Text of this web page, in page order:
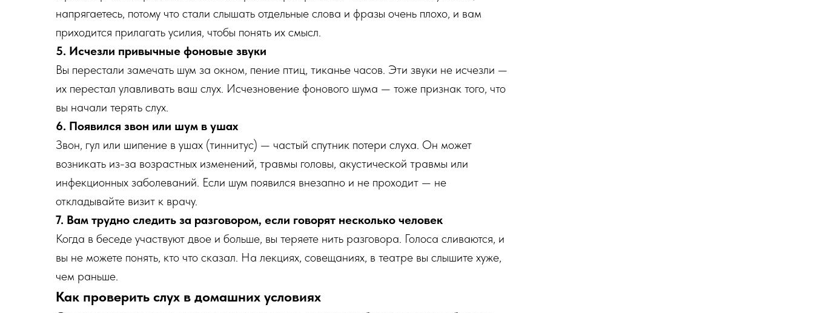
напрягаетесь, потому что стали слышать отдельные слова и фразы очень плохо, и вам
приходится прилагать усилия, чтобы понять их смысл.
5. Исчезли привычные фоновые звуки
Вы перестали замечать шум за окном, пение птиц, тиканье часов. Эти звуки не исчезли —
их перестал улавливать ваш слух. Исчезновение фонового шума — тоже признак того, что
вы начали терять слух.
6. Появился звон или шум в ушах
Звон, гул или шипение в ушах (тиннитус) — частый спутник потери слуха. Он может
возникать из-за возрастных изменений, травмы головы, акустической травмы или
инфекционных заболеваний. Если шум появился внезапно и не проходит — не
откладывайте визит к врачу.
7. Вам трудно следить за разговором, если говорят несколько человек
Когда в беседе участвуют двое и больше, вы теряете нить разговора. Голоса сливаются, и
вы не можете понять, кто что сказал. На лекциях, совещаниях, в театре вы слышите хуже,
чем раньше.
Как проверить слух в домашних условиях